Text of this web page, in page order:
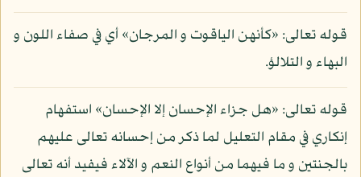
قوله تعالى: «كأنهن الياقوت و المرجان» أي في صفاء اللون و
البهاء و التلالؤ.
قوله تعالى: «هل جزاء الإحسان إلا الإحسان» استفهام
إنكاري في مقام التعليل لما ذكر من إحسانه تعالى عليهم
بالجنتين و ما فيهما من أنواع النعم و الآلاء فيفيد أنه تعالى